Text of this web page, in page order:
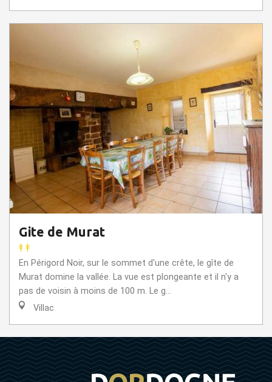
Gite de Murat
En Périgord Noir, sur le sommet d'une crête, le gîte de
Murat domine la vallée. La vue est plongeante et il n'y a
pas de voisin à moins de 100 m. Le g...
Villac